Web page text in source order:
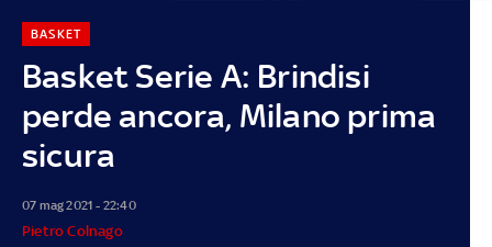
Basket Serie A: Brindisi
perde ancora, Milano prima
sicura
BASKET
07 mag 2021 - 22:40
Pietro Colnago